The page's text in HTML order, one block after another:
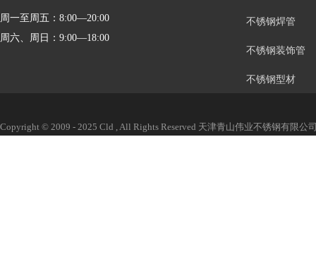
不锈钢焊管
不锈钢装饰管
不锈钢型材
Copyright © 2009 - 2025 Cld , All Rights Reserved 天津青山伟业不锈钢有限
周一至周五：8:00—20:00
周六、周日：9:00—18:00